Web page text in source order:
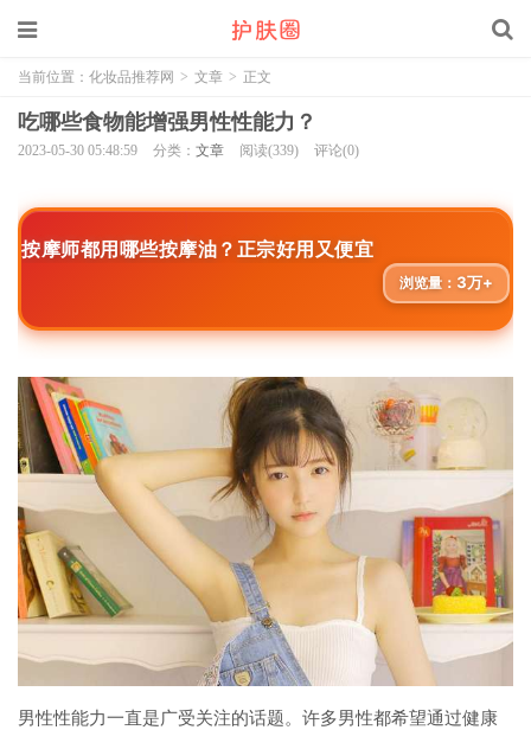
当前位置： 化妆品推荐网 > 文章 > 正文
吃哪些食物能增强男性性能力？
2023-05-30 05:48:59 分类： 文章 阅读(339) 评论(0)
按摩师都用哪些按摩油？正宗好用又便宜
浏览量： 3万+
男性性能力一直是广受关注的话题。许多男性都希望通过健康